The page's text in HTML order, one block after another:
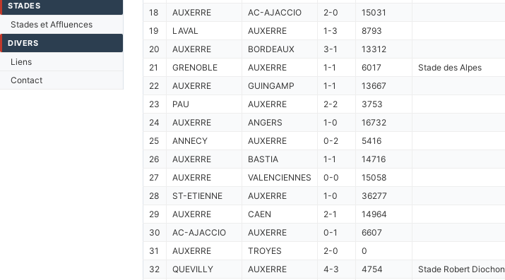
STADES
Stades et Affluences
DIVERS
Liens
Contact
18
AUXERRE AC-AJACCIO 2-0
15031
19
LAVAL AUXERRE 1-3
8793
20
AUXERRE BORDEAUX 3-1
13312
21
GRENOBLE AUXERRE 1-1 6017
Stade des Alpes
22
AUXERRE GUINGAMP 1-1
13667
23
PAU AUXERRE 2-2
3753
24
AUXERRE ANGERS 1-0
16732
25
ANNECY AUXERRE 0-2
5416
26
AUXERRE BASTIA 1-1
14716
27
AUXERRE VALENCIENNES 0-0
15058
28
ST-ETIENNE AUXERRE 1-0
36277
29
AUXERRE CAEN 2-1
14964
30
AC-AJACCIO AUXERRE 0-1
6607
31
AUXERRE TROYES 2-0
0
32
QUEVILLY AUXERRE 4-3 4754 Stade Robert Diochon